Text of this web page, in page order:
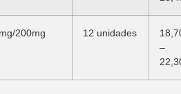
200mg 12 unidades
–